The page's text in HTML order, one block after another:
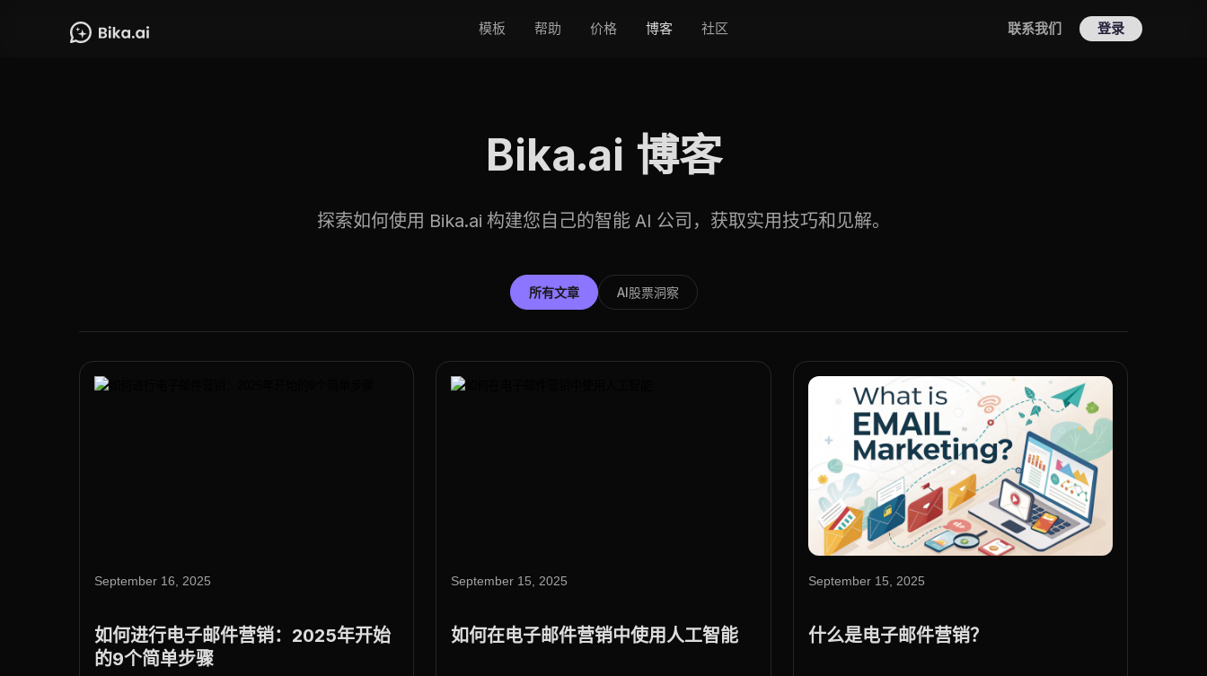
模板 帮助 价格 博客 社区 联系我们 登录
Bika.ai 博客
探索如何使用 Bika.ai 构建您自己的智能 AI 公司，获取实用技巧和见解。
所有文章 AI股票洞察
September 16, 2025
如何进行电子邮件营销：2025年开始
的9个简单步骤
September 15, 2025
如何在电子邮件营销中使用人工智能
September 15, 2025
什么是电子邮件营销？